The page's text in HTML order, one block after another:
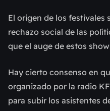
El origen de los festivales
rechazo social de las
que el auge de estos
Hay cierto consenso en
organizado por la radio
para subir los asistentes